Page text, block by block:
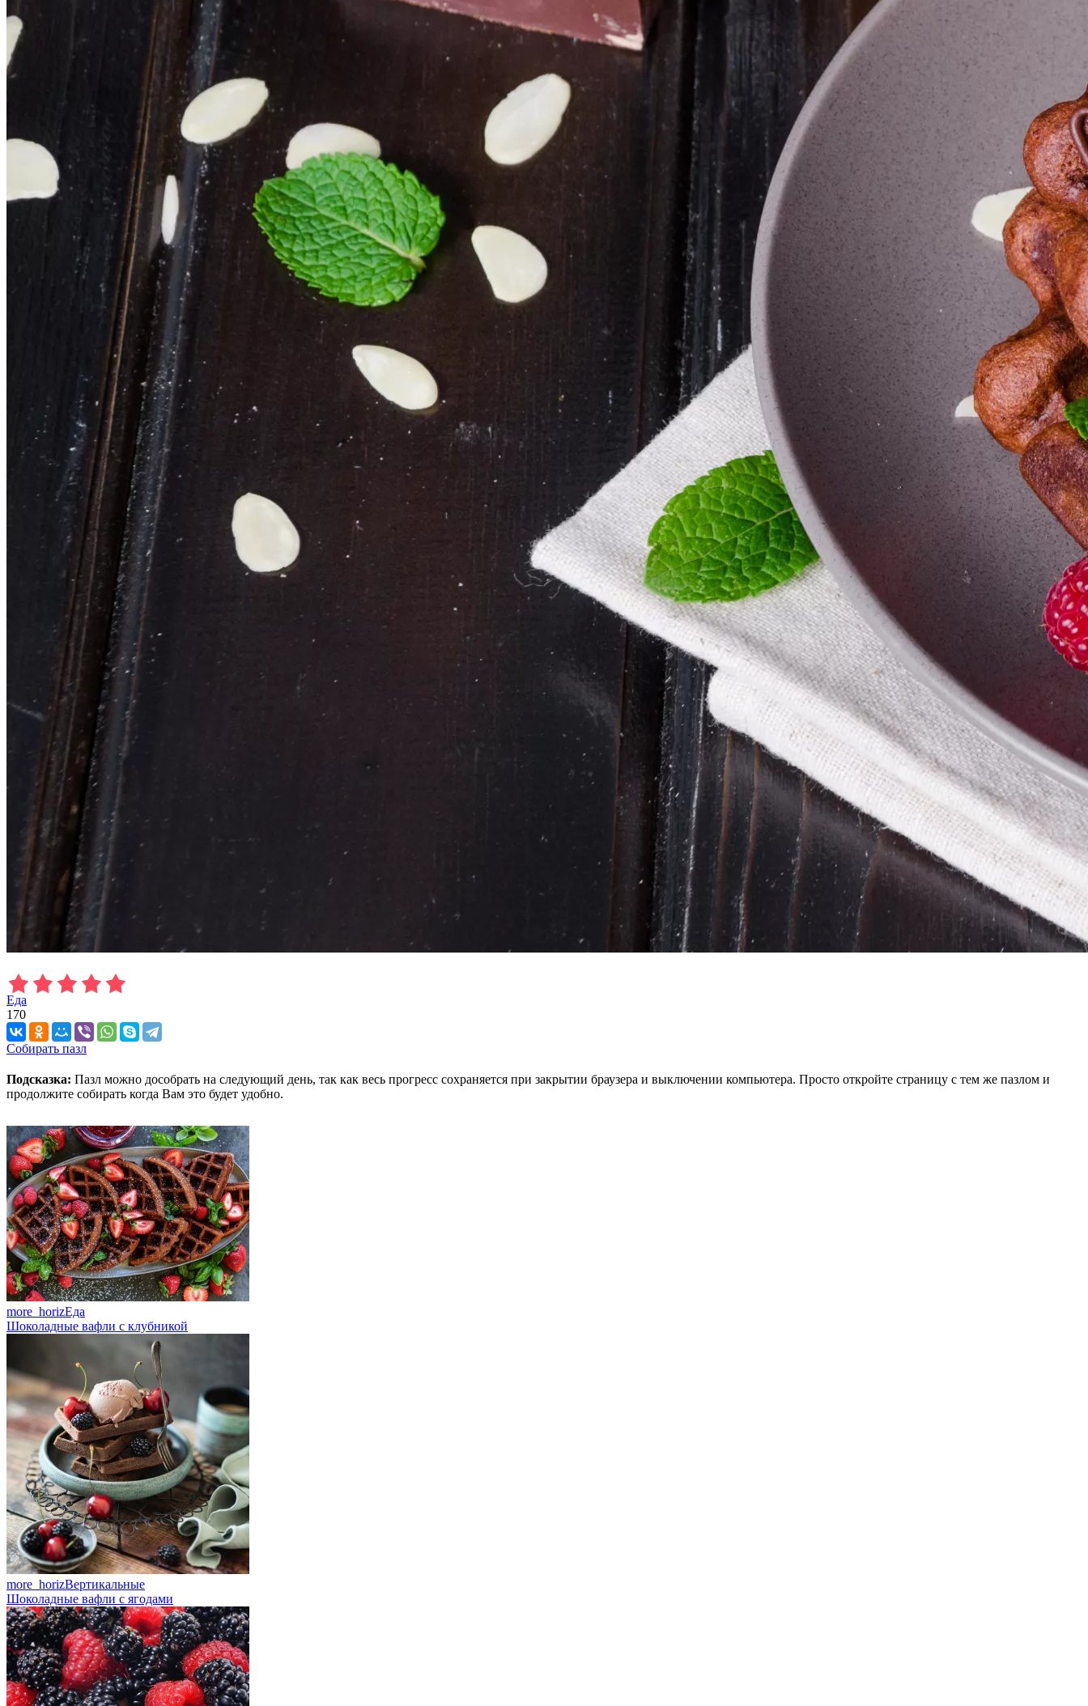
Еда
170
Собирать пазл
Подсказка: Пазл можно дособрать на следующий день, так как весь прогресс сохраняется при закрытии браузера и выключении компьютера. Просто откройте страницу с тем же пазлом и
продолжите собирать когда Вам это будет удобно.
more_horizЕда
Шоколадные вафли с клубникой
more_horizВертикальные
Шоколадные вафли с ягодами